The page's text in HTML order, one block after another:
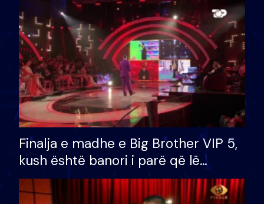
Finalja e madhe e Big Brother VIP 5,
kush është banori i parë që lë
shtëpinë dhe humb mundësinë për
të fituar çmimin e madh